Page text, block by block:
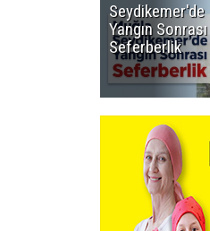
Seydikemer'de
Yangın Sonrası
Seferberlik